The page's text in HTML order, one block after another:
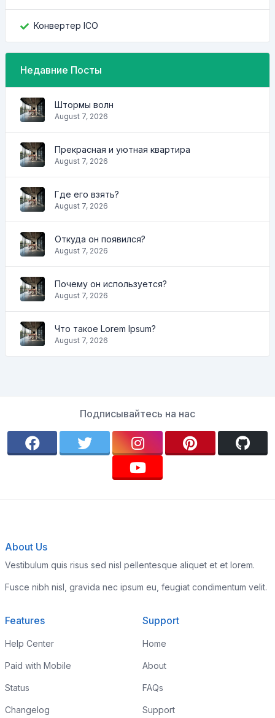
Конвертер ICO
Недавние Посты
Штормы волн
August 7, 2026
Прекрасная и уютная квартира
August 7, 2026
Где его взять?
August 7, 2026
Откуда он появился?
August 7, 2026
Почему он используется?
August 7, 2026
Что такое Lorem Ipsum?
August 7, 2026
Подписывайтесь на нас
About Us
Vestibulum quis risus sed nisl pellentesque aliquet et et lorem.
Fusce nibh nisl, gravida nec ipsum eu, feugiat condimentum velit.
Features
Help Center
Paid with Mobile
Status
Changelog
Support
Home
About
FAQs
Support